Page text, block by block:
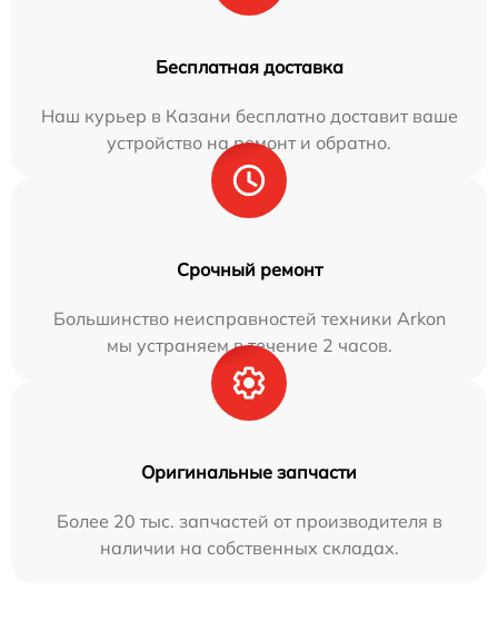
Бесплатная доставка
Наш курьер в Казани бесплатно доставит ваше
устройство на ремонт и обратно.
Срочный ремонт
Большинство неисправностей техники Arkon
мы устраняем в течение 2 часов.
Оригинальные запчасти
Более 20 тыс. запчастей от производителя в
наличии на собственных складах.